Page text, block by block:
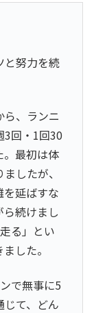
と努力を続
、ランニ
3回・1回30
。最初は体
したが、
延ばすな
続けまし
る」とい
した。
で無事に5
て、どん